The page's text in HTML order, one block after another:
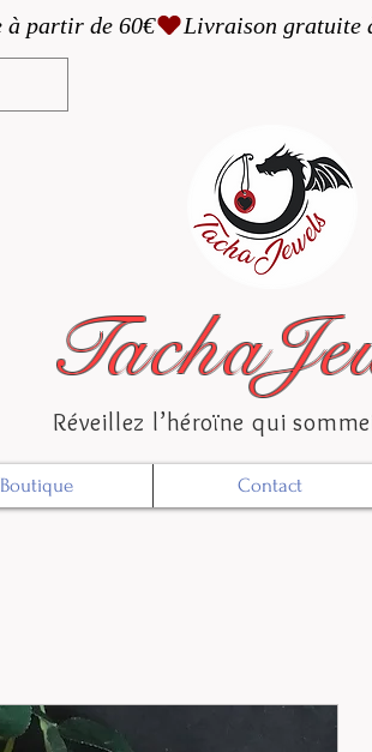
Réveillez l’héroïne qui
Boutique Contact